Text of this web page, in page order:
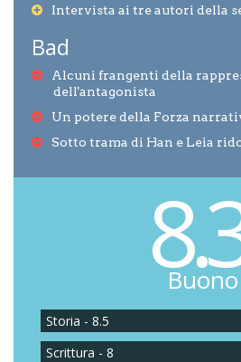
Intervista ai tre autori della
Bad
Alcuni frangenti della
dell'antagonista
Un potere della Forza
Sotto trama di Han e Leia
Buono
Storia - 8.5
Scrittura - 8